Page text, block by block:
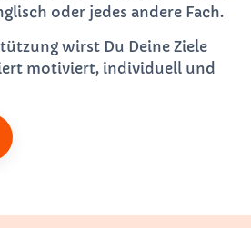
oder jedes andere Fach.
wirst Du Deine Ziele
motiviert, individuell und